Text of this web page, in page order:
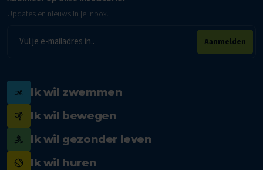
Updates en nieuws in je inbox.
mailadres
Aanmelden
Ik wil zwemmen
Ik wil bewegen
Ik wil gezonder leven
Ik wil huren